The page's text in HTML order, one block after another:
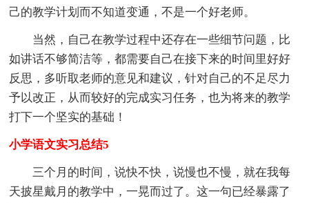
己的教学计划而不知道变通，不是一个好老师。
当然，自己在教学过程中还存在一些细节问题，比
如讲话不够简洁等，都需要自己在接下来的时间里好好
反思，多听取老师的意见和建议，针对自己的不足尽力
予以改正，从而较好的完成实习任务，也为将来的教学
打下一个坚实的基础！
小学语文实习总结5
三个月的时间，说快不快，说慢也不慢，就在我每
天披星戴月的教学中，一晃而过了。这一句已经暴露了